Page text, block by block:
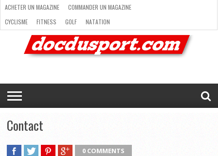
ACHETER
MAGAZINE
COMMANDER
UN
MAGAZINE
CYCLISME
FITNESS
GOLF
NATATION
RANDONNÉE
RUNNING
SKI
TRAIL
RUNNING
TRIATHLON
VOILE
NEWSLETTER
MAG’
EN
LIGNE
NOUS
CONTACTER
ACHETER UN MAGAZINE
COMMANDER UN MAGAZINE
CYCLISME
FITNESS GOLF
NATATION
RANDONNÉE
RUNNING SKI
TRAIL RUNNING
TRIATHLON
VOILE NEWSLETTER
MAG’ EN LIGNE
Contact
0 COMMENTS